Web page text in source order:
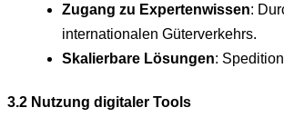
Zugang zu Expertenwissen:
internationalen Güterverkehrs.
Skalierbare Lösungen:
3.2 Nutzung digitaler Tools